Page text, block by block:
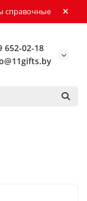
справочные
652-02-18